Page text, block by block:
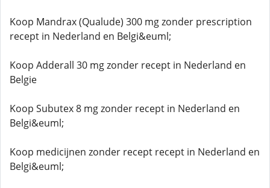
Koop Mandrax (Qualude) 300 mg zonder prescription
recept in Nederland en Belgi&euml;
Koop Adderall 30 mg zonder recept in Nederland en
Belgie
Koop Subutex 8 mg zonder recept in Nederland en
Belgi&euml;
Koop medicijnen zonder recept recept in Nederland en
Belgi&euml;